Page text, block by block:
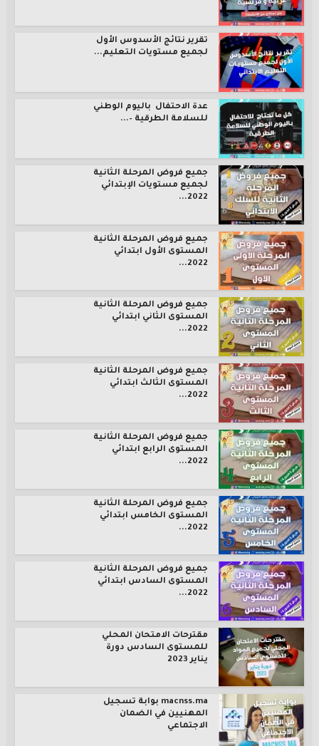
تقرير نتائج الأسدوس الأول
لجميع مستويات التعليم...
عدة الاحتفال باليوم الوطني
للسلامة الطرقية –...
جميع فروض المرحلة الثانية
لجميع مستويات الإبتدائي
2022...
جميع فروض المرحلة الثانية
المستوى الأول ابتدائي
2022...
جميع فروض المرحلة الثانية
المستوى الثاني ابتدائي
2022...
جميع فروض المرحلة الثانية
المستوى الثالث ابتدائي
2022...
جميع فروض المرحلة الثانية
المستوى الرابع ابتدائي
2022...
جميع فروض المرحلة الثانية
المستوى الخامس ابتدائي
2022...
جميع فروض المرحلة الثانية
المستوى السادس ابتدائي
2022...
مقترحات الامتحان المحلي
للمستوى السادس دورة
يناير 2023
macnss.ma بوابة تسجيل
المهنيين في الضمان
الاجتماعي